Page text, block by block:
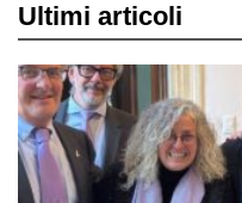
Ultimi articoli